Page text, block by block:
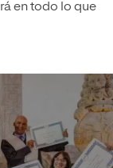
en todo lo que